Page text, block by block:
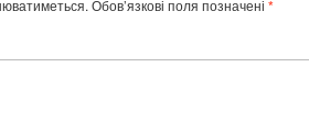
Обов’язкові поля позначені *